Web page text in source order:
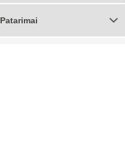
Patarimai